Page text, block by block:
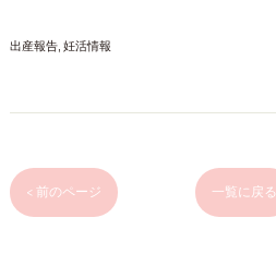
出産報告 妊活情報
< 前のページ 一覧に戻る